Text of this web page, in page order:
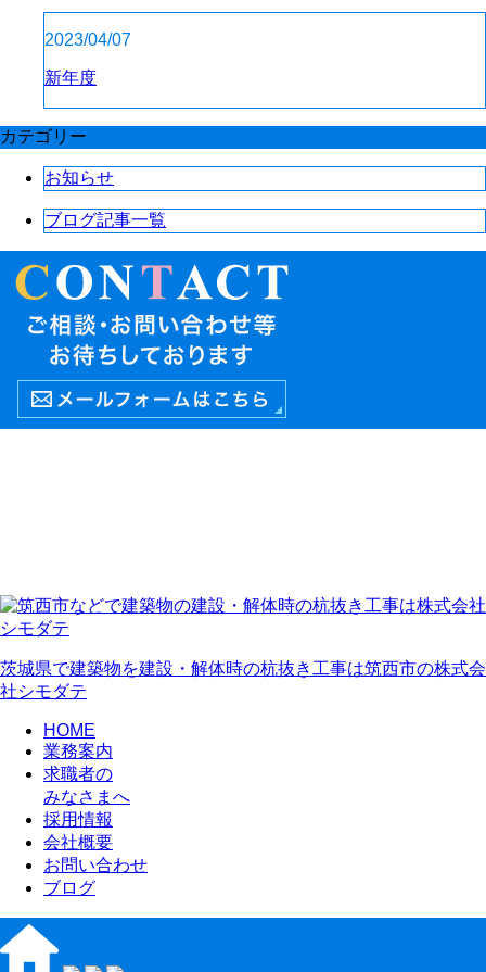
2023/04/07
新年度
カテゴリー
お知らせ
ブログ記事一覧
茨城県で建築物を建設・解体時の杭抜き工事は筑西市の株式会
社シモダテ
HOME
業務案内
求職者の
みなさまへ
採用情報
会社概要
お問い合わせ
ブログ